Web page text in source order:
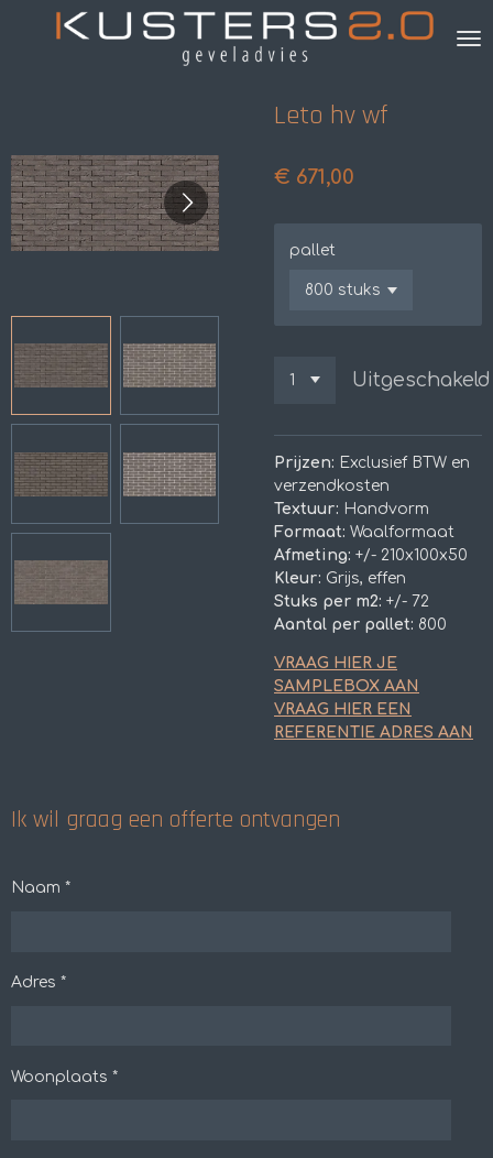
Leto hv wf
€ 671,00
pallet
Uitgeschakeld
Prijzen: Exclusief BTW en
verzendkosten
Textuur: Handvorm
Formaat: Waalformaat
Afmeting: +/- 210x100x50
Kleur: Grijs, effen
Stuks per m2: +/- 72
Aantal per pallet: 800
VRAAG HIER JE
SAMPLEBOX AAN
VRAAG HIER EEN
REFERENTIE ADRES AAN
Ik wil graag een offerte ontvangen
Naam *
Adres *
Woonplaats *